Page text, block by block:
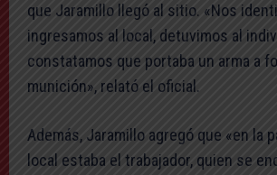
que Jaramillo llegó al sitio. «Nos
ingresamos al local, detuvimos al
constatamos que portaba un arma a
munición», relató el oficial.
Además, Jaramillo agregó que «en la
local estaba el trabajador, quien se